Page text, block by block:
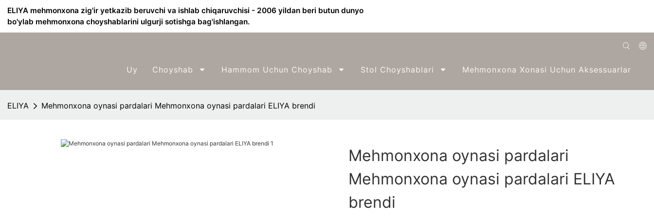
ELIYA mehmonxona zig'ir yetkazib beruvchi va ishlab chiqaruvchisi - 2006 yildan beri butun dunyo
bo'ylab mehmonxona choyshablarini ulgurji sotishga bag'ishlangan.
Français
Uy Choyshab Hammom Uchun Choyshab Stol Choyshablari Mehmonxona Xonasi Uchun Aksessuarlar
ELIYA Mehmonxona oynasi pardalari Mehmonxona oynasi pardalari ELIYA brendi
Mehmonxona oynasi pardalari
Mehmonxona oynasi pardalari ELIYA
brendi